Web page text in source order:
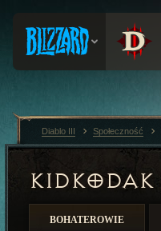
KIDKODAK
BOHATEROWIE
Diablo III Społeczność